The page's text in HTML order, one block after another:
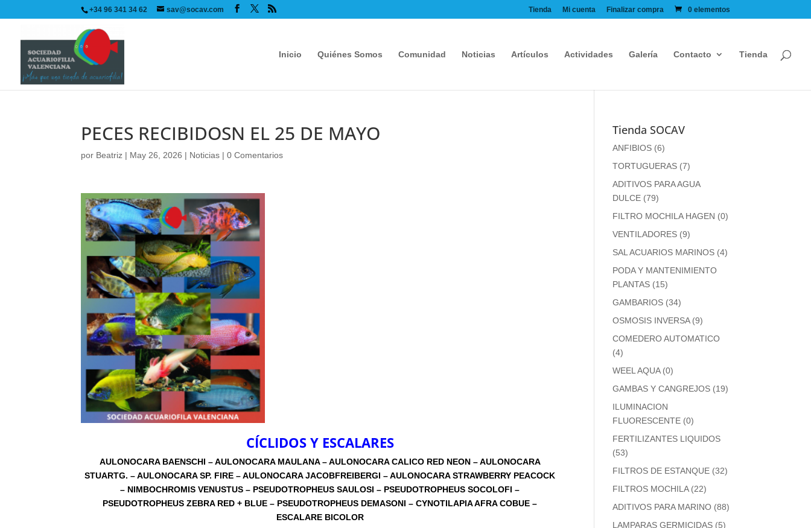
+34 96 341 34 62 sav@socav.com Tienda Mi cuenta Finalizar compra 0 elementos
Inicio Quiénes Somos Comunidad Noticias Artículos Actividades Galería Contacto Tienda
PECES RECIBIDOSN EL 25 DE MAYO
por Beatriz | May 26, 2026 | Noticias |0 Comentarios
CÍCLIDOS Y ESCALARES
AULONOCARA BAENSCHI – AULONOCARA MAULANA – AULONOCARA CALICO RED NEON – AULONOCARA
STUARTG. – AULONOCARA SP. FIRE – AULONOCARA JACOBFREIBERGI – AULONOCARA STRAWBERRY PEACOCK
– NIMBOCHROMIS VENUSTUS – PSEUDOTROPHEUS SAULOSI – PSEUDOTROPHEUS SOCOLOFI –
PSEUDOTROPHEUS ZEBRA RED + BLUE – PSEUDOTROPHEUS DEMASONI – CYNOTILAPIA AFRA COBUE –
ESCALARE BICOLOR
Tienda SOCAV
ANFIBIOS (6)
TORTUGUERAS (7)
ADITIVOS PARA AGUA
DULCE (79)
FILTRO MOCHILA HAGEN (0)
VENTILADORES (9)
SAL ACUARIOS MARINOS (4)
PODA Y MANTENIMIENTO
PLANTAS (15)
GAMBARIOS (34)
OSMOSIS INVERSA (9)
COMEDERO AUTOMATICO
(4)
WEEL AQUA (0)
GAMBAS Y CANGREJOS (19)
ILUMINACION
FLUORESCENTE (0)
FERTILIZANTES LIQUIDOS
(53)
FILTROS DE ESTANQUE (32)
FILTROS MOCHILA (22)
ADITIVOS PARA MARINO (88)
LAMPARAS GERMICIDAS (5)